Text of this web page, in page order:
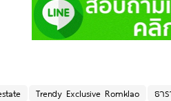
Trendy Exclusive Romklao ธา